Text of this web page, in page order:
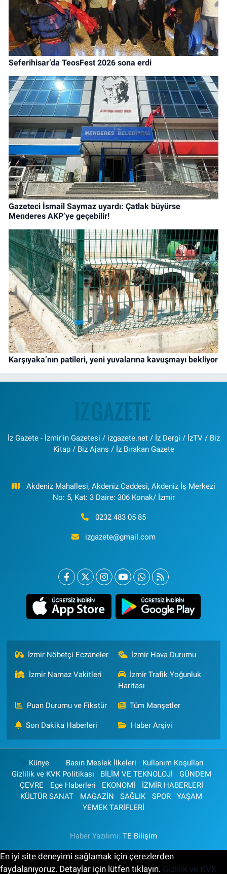
Seferihisar’da TeosFest 2026 sona erdi
Gazeteci İsmail Saymaz uyardı: Çatlak büyürse
Menderes AKP’ye geçebilir!
Karşıyaka’nın patileri, yeni yuvalarına kavuşmayı bekliyor
İz Gazete - İzmir'in Gazetesi / izgazete.net / İz Dergi / İzTV / Biz
Kitap / Biz Ajans / İz Bırakan Gazete
Akdeniz Mahallesi, Akdeniz Caddesi, Akdeniz İş Merkezi
No: 5, Kat: 3 Daire: 306 Konak/ İzmir
0232 483 05 85
izgazete@gmail.com
İzmir Nöbetçi Eczaneler İzmir Hava Durumu
İzmir Namaz Vakitleri
İzmir Trafik Yoğunluk
Haritası
Puan Durumu ve Fikstür Tüm Manşetler
Son Dakika Haberleri Haber Arşivi
Künye Basın Meslek İlkeleri
Kullanım Koşulları
Gizlilik ve KVK Politikası
BİLİM VE TEKNOLOJİ
GÜNDEM
ÇEVRE
Ege Haberleri EKONOMİ
İZMİR HABERLERİ
KÜLTÜR SANAT
MAGAZİN SAĞLIK SPOR
YAŞAM
YEMEK TARİFLERİ
Haber Yazılımı: TE Bilişim
En iyi site deneyimi sağlamak için çerezlerden
faydalanıyoruz. Detaylar için lütfen tıklayın. Gizlilik ve KVK